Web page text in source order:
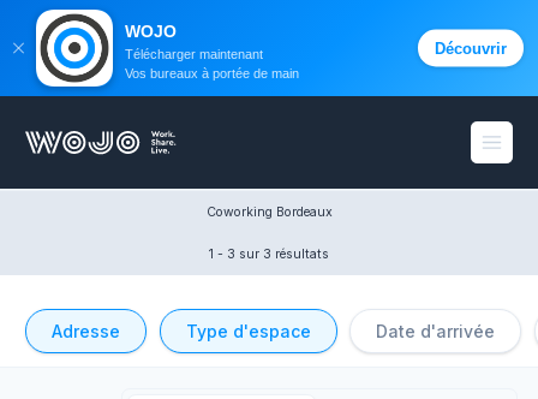
WOJO
Coworking Bordeaux
1 - 3 sur 3 résultats
Adresse Type d'espace Date d'arrivée
WOJO
Télécharger maintenant
Vos bureaux à portée de main
Découvrir